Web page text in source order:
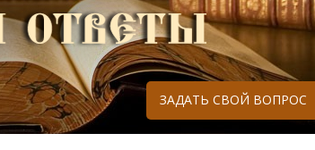
ЗАДАТЬ СВОЙ ВОПРОС